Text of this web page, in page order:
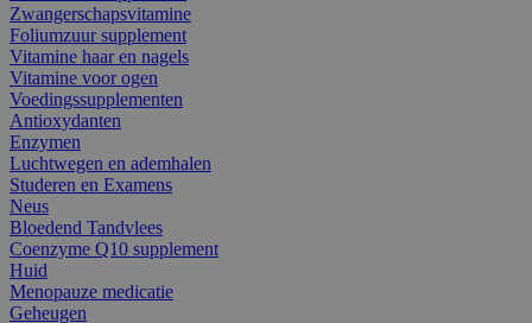
Zwangerschapsvitamine
Foliumzuur supplement
Vitamine haar en nagels
Vitamine voor ogen
Voedingssupplementen
Antioxydanten
Enzymen
Luchtwegen en ademhalen
Studeren en Examens
Neus
Bloedend Tandvlees
Coenzyme Q10 supplement
Huid
Menopauze medicatie
Geheugen